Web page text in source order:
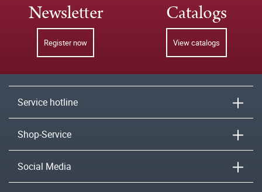
Newsletter
Register now
Catalogs
View catalogs
Service hotline
Shop-Service
Social Media